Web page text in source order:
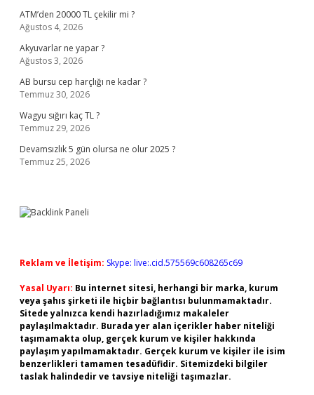
ATM’den 20000 TL çekilir mi ?
Ağustos 4, 2026
Akyuvarlar ne yapar ?
Ağustos 3, 2026
AB bursu cep harçlığı ne kadar ?
Temmuz 30, 2026
Wagyu sığırı kaç TL ?
Temmuz 29, 2026
Devamsızlık 5 gün olursa ne olur 2025 ?
Temmuz 25, 2026
Reklam ve İletişim: Skype: live:.cid.575569c608265c69
Yasal Uyarı: Bu internet sitesi, herhangi bir marka, kurum
veya şahıs şirketi ile hiçbir bağlantısı bulunmamaktadır.
Sitede yalnızca kendi hazırladığımız makaleler
paylaşılmaktadır. Burada yer alan içerikler haber niteliği
taşımamakta olup, gerçek kurum ve kişiler hakkında
paylaşım yapılmamaktadır. Gerçek kurum ve kişiler ile isim
benzerlikleri tamamen tesadüfidir. Sitemizdeki bilgiler
taslak halindedir ve tavsiye niteliği taşımazlar.